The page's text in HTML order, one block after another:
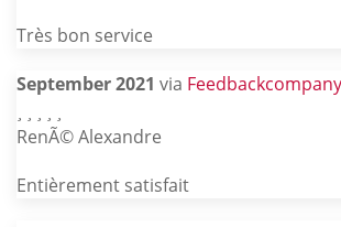
Très bon service
September 2021 via Feedbackcompany
RenÃ© Alexandre
Entièrement satisfait